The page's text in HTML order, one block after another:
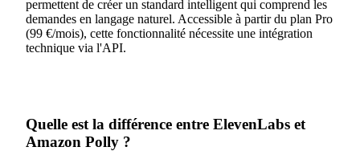
permettent de créer un standard intelligent qui comprend les
demandes en langage naturel. Accessible à partir du plan Pro
(99 €/mois), cette fonctionnalité nécessite une intégration
technique via l'API.
Quelle est la différence entre ElevenLabs et
Amazon Polly ?